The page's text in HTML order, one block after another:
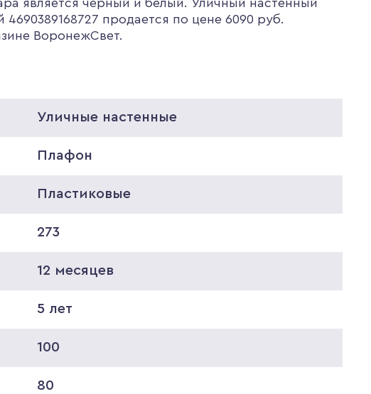
является черный и белый. Уличный настенный
продается по цене 6090 руб.
ВоронежСвет.
Уличные настенные
Плафон
Пластиковые
273
12 месяцев
5 лет
100
80